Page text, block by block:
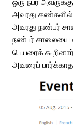
அவரது கண்களில்
அவரது நண்பர்
நண்பர் சாலையை
பெயரைக்
அவரைப்